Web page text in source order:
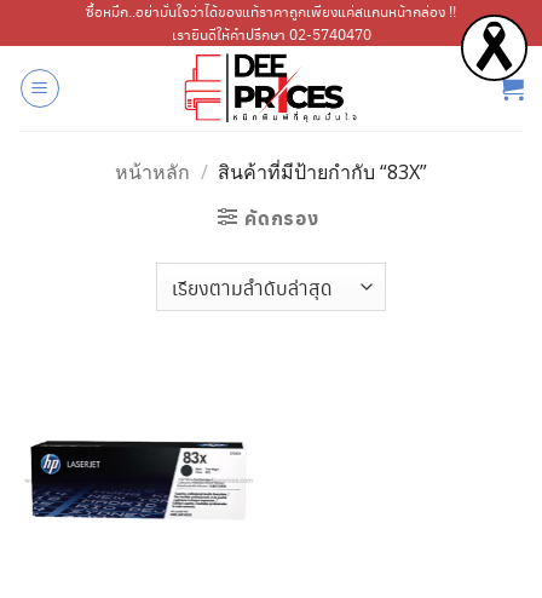
ไป
เนื้อหา
ซื้อหมึก..อย่ามั่นใจว่าได้ของแท้ราคาถูกเพียงแค่สแกนหน้ากล่อง !!
เรายินดีให้คำปรึกษา 02-5740470
หน้าหลัก / สินค้าที่มีป้ายกำกับ “83X”
คัดกรอง